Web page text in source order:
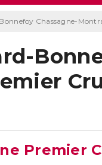
Chassagne-
Premier